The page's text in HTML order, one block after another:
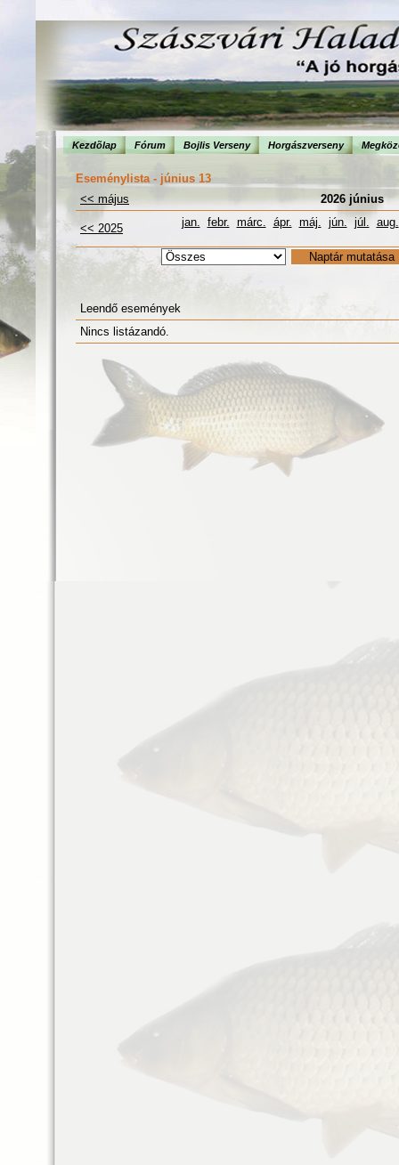
Kezdõlap Fórum Bojlis Verseny Horgászverseny
Eseménylista - június 13
<< május
2026 június
<< 2025 jan. febr. márc. ápr. máj. jún. júl. aug.
Leendő események
Nincs listázandó.